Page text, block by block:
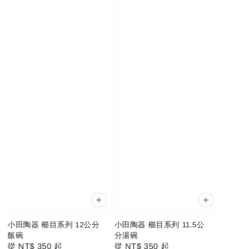
小田陶器 櫛目系列 12公分
飯碗
Regular
從 NT$ 350 起
小田陶器 櫛目系列 11.5公
分湯碗
Regular
從 NT$ 350 起